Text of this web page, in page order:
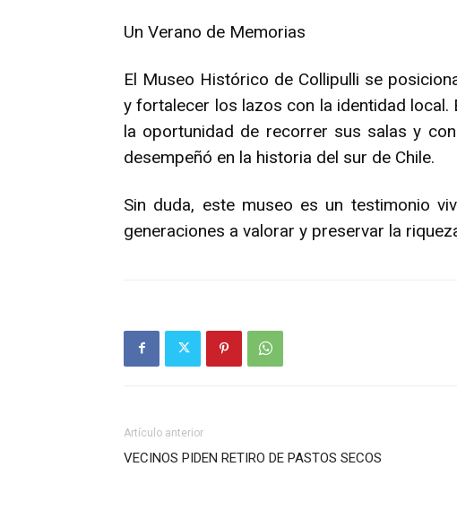
Un Verano de Memorias
El Museo Histórico de Collipulli se
y fortalecer los lazos con la identidad local.
la oportunidad de recorrer sus salas y
desempeñó en la historia del sur de Chile.
Sin duda, este museo es un testimonio
generaciones a valorar y preservar la
Artículo anterior
VECINOS PIDEN RETIRO DE PASTOS SECOS